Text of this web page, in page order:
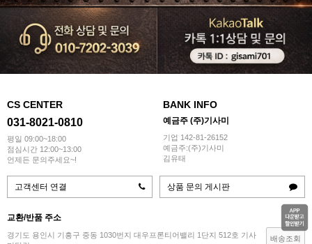
CS CENTER
031-8021-0810
평일 09:00~18:00
점심시간 12:00~13:00
언제든 문의주세요~!
BANK INFO
예금주 (주)기사미
기업 142-81-26152
예금주:(주)기사미
김유태
고객센터 연결 상품 문의 게시판
교환/반품 주소
경기도 용인시 기흥구 중동 1030번지 대우프론티어밸리 1단지 512호 기사
배송조회